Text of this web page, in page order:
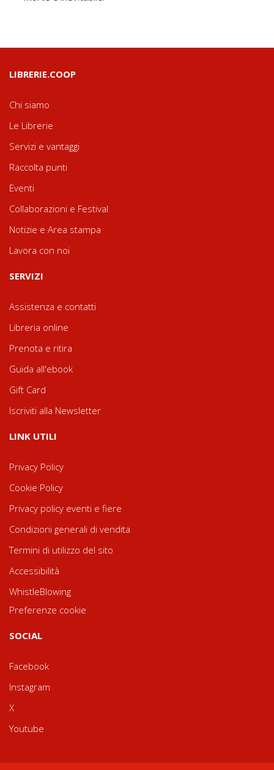
LIBRERIE.COOP
Chi siamo
Le Librerie
Servizi e vantaggi
Raccolta punti
Eventi
Collaborazioni e Festival
Notizie e Area stampa
Lavora con noi
SERVIZI
Assistenza e contatti
Libreria online
Prenota e ritira
Guida all'ebook
Gift Card
Iscriviti alla Newsletter
LINK UTILI
Privacy Policy
Cookie Policy
Privacy policy eventi e fiere
Condizioni generali di vendita
Termini di utilizzo del sito
Accessibilità
WhistleBlowing
Preferenze cookie
SOCIAL
Facebook
Instagram
X
Youtube